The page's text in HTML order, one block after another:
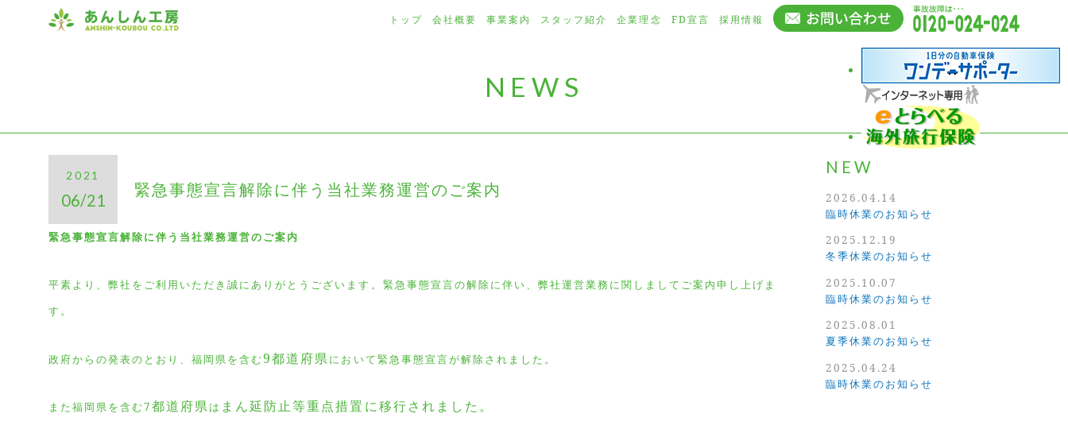
トップ 会社概要 事業案内 スタッフ紹介 企業理念 FD宣言 採用情報
NEWS
2021
06/21 緊急事態宣言解除に伴う当社業務運営のご案内
緊急事態宣言解除に伴う当社業務運営のご案内
平素より、弊社をご利用いただき誠にありがとうございます。緊急事態宣言の解除に伴い、弊社運営業務に関しましてご案内申し上げま
す。
政府からの発表のとおり、福岡県を含む9都道府県において緊急事態宣言が解除されました。
また福岡県を含む7都道府県は まん延防止等重点措置に移行されました。
NEW
臨時休業のお知らせ
2026.04.14
冬季休業のお知らせ
2025.12.19
臨時休業のお知らせ
2025.10.07
夏季休業のお知らせ
2025.08.01
臨時休業のお知らせ
2025.04.24